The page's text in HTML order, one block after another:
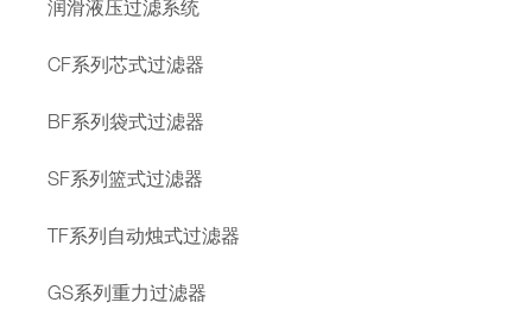
润滑液压过滤系统
CF系列芯式过滤器
BF系列袋式过滤器
SF系列篮式过滤器
TF系列自动烛式过滤器
GS系列重力过滤器